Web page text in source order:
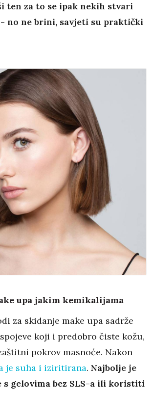
ten za to se ipak nekih stvari
no ne brini, savjeti su praktički
upa jakim kemikalijama
za skidanje make upa sadrže
koji i predobro čiste kožu,
pokrov masnoće. Nakon
je suha i iziritirana. Najbolje je
gelovima bez SLS-a ili koristiti